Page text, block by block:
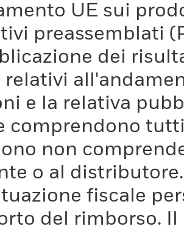
UE sui
preassemblati
dei
e la relativa
comprendono
non
o al
fiscale
del rimborso.